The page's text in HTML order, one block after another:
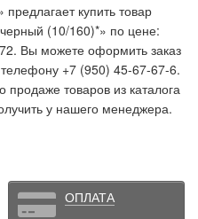
купить товар
(10/160)*» по цене:
Вы можете оформить заказ
+7 (950) 45-67-67-6.
товаров из каталога
у нашего менеджера.
ОПЛАТА